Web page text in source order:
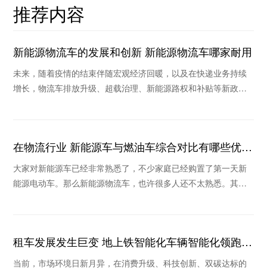
推荐内容
新能源物流车的发展和创新 新能源物流车哪家耐用
未来，随着疫情的结束伴随宏观经济回暖，以及在快递业务持续
增长，物流车排放升级、超载治理、新能源路权和补贴等新政策
在物流行业 新能源车与燃油车综合对比有哪些优
势？
大家对新能源车已经非常熟悉了，不少家庭已经购置了第一天新
能源电动车。那么新能源物流车，也许很多人还不太熟悉。其实
租车发展发生巨变 地上铁智能化车辆智能化领跑行
业
当前，市场环境日新月异，在消费升级、科技创新、双碳达标的